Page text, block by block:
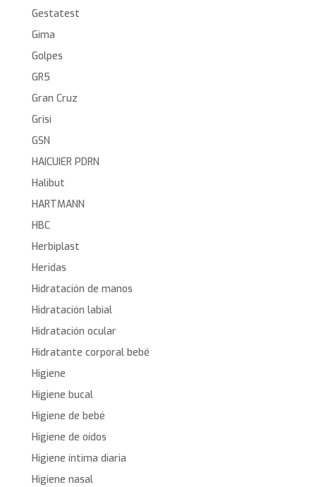
Gestatest
Gima
Golpes
GR5
Gran Cruz
Grisi
GSN
HAICUIER PDRN
Halibut
HARTMANN
HBC
Herbiplast
Heridas
Hidratación de manos
Hidratación labial
Hidratación ocular
Hidratante corporal bebé
Higiene
Higiene bucal
Higiene de bebé
Higiene de oídos
Higiene íntima diaria
Higiene nasal